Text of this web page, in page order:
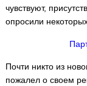
чувствуют,
опросили
Почти никто из
пожалел о своем